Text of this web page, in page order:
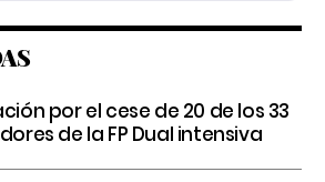
por el cese de 20 de los 33
de la FP Dual intensiva